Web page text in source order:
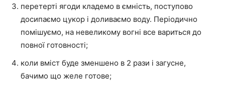
перетерті ягоди кладемо в ємність, поступово
досипаємо цукор і доливаємо воду. Періодично
помішуємо, на невеликому вогні все вариться до
повної готовності;
коли вміст буде зменшено в 2 рази і загусне,
бачимо що желе готове;